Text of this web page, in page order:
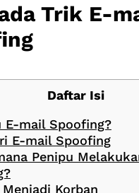
Trik E-
Daftar Isi
E-mail Spoofing?
E-mail Spoofing
Penipu
Korban